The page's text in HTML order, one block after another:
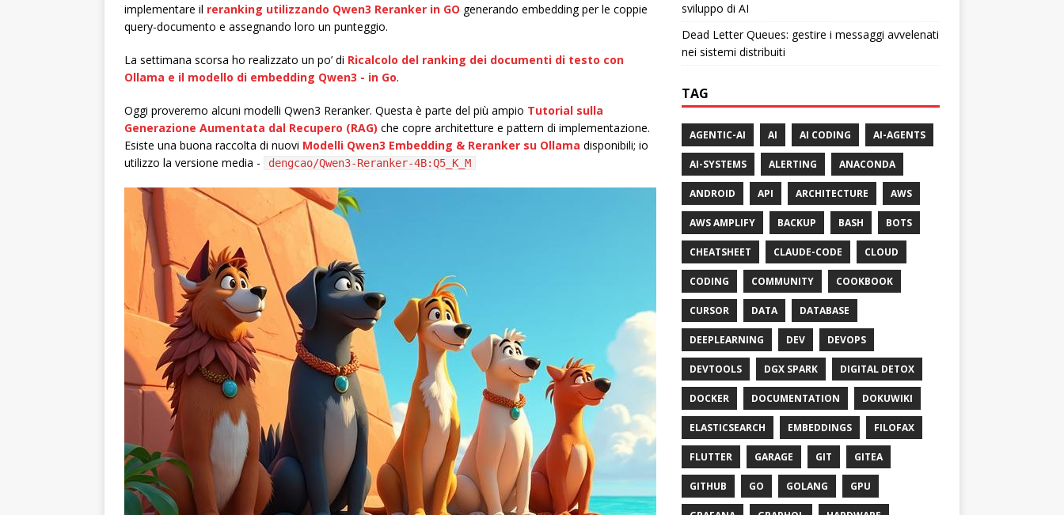
implementare il reranking utilizzando Qwen3 Reranker in GO generando embedding per le coppie
query-documento e assegnando loro un punteggio.
La settimana scorsa ho realizzato un po’ di Ricalcolo del ranking dei documenti di testo con
Ollama e il modello di embedding Qwen3 - in Go.
Oggi proveremo alcuni modelli Qwen3 Reranker. Questa è parte del più ampio Tutorial sulla
Generazione Aumentata dal Recupero (RAG) che copre architetture e pattern di implementazione.
Esiste una buona raccolta di nuovi Modelli Qwen3 Embedding & Reranker su Ollama disponibili; io
utilizzo la versione media -
dengcao/Qwen3-Reranker-4B:Q5_K_M
sviluppo di AI
Dead Letter Queues: gestire i messaggi avvelenati
nei sistemi distribuiti
TAG
AGENTIC-AI AI AI CODING AI-AGENTS
AI-SYSTEMS ALERTING ANACONDA
ANDROID API ARCHITECTURE AWS
AWS AMPLIFY BACKUP BASH BOTS
CHEATSHEET CLAUDE-CODE CLOUD
CODING COMMUNITY COOKBOOK
CURSOR DATA DATABASE
DEEPLEARNING DEV DEVOPS
DEVTOOLS DGX SPARK DIGITAL DETOX
DOCKER DOCUMENTATION DOKUWIKI
ELASTICSEARCH EMBEDDINGS FILOFAX
FLUTTER GARAGE GIT GITEA
GITHUB GO GOLANG GPU